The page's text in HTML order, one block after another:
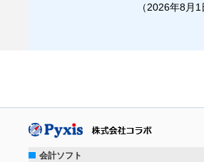
（2026年8月1
会計ソフト